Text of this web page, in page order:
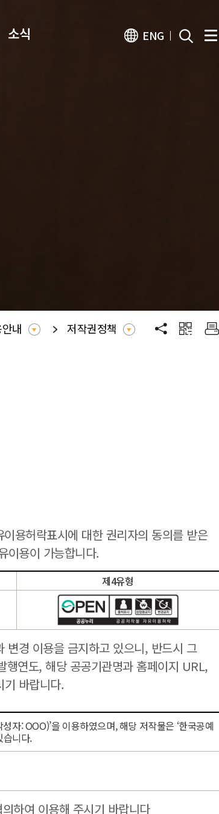
소식 ENG
내 저작권정책
용허락표시에 대한 권리자의 동의를 받은
이용이 가능합니다.
제4유형
경 이용을 금지하고 있으니, 반드시 그
행연도, 해당 공공기관명과 홈페이지 URL,
바랍니다.
자: OOO)’을 이용하였으며, 해당 저작물은 ‘한국공예
니다.
하여 이용해 주시기 바랍니다